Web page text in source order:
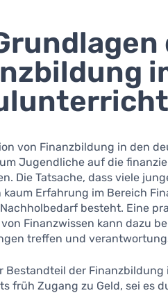
von Finanzbildung in den
Jugendliche auf die
Die Tatsache, dass viele
kaum Erfahrung im Bereich
besteht. Eine
Finanzwissen kann dazu
treffen und
Bestandteil der Finanzbildung
früh Zugang zu Geld, sei es